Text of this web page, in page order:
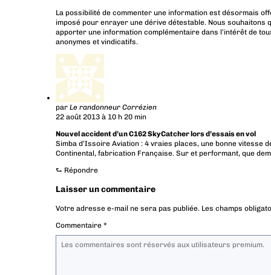
La possibilité de commenter une information est désormais
imposé pour enrayer une dérive détestable. Nous
apporter une information complémentaire dans l’intérêt de
anonymes et vindicatifs.
par Le randonneur Corrézien
22 août 2013 à 10 h 20 min
Nouvel accident d’un C162 SkyCatcher lors d’essais en vol
Simba d’Issoire Aviation : 4 vraies places, une bonne
Continental, fabrication Française. Sur et performant, que
⮑ Répondre
Laisser un commentaire
Votre adresse e-mail ne sera pas publiée. Les champs
Commentaire *